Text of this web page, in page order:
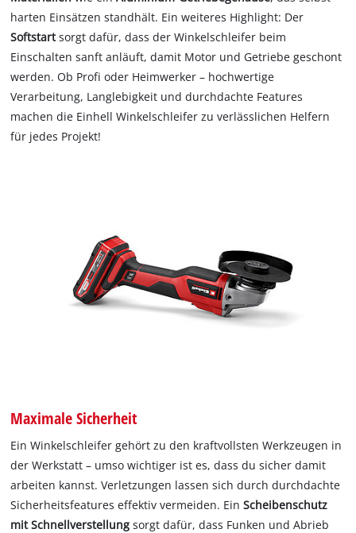
harten Einsätzen standhält. Ein weiteres Highlight: Der
Softstartsorgt dafür, dass der Winkelschleifer beim
Einschalten sanft anläuft, damit Motor und Getriebe geschont
werden. Ob Profi oder Heimwerker – hochwertige
Verarbeitung, Langlebigkeit und durchdachte Features
machen die Einhell Winkelschleifer zu verlässlichen Helfern
für jedes Projekt!
Maximale Sicherheit
Ein Winkelschleifer gehört zu den kraftvollsten Werkzeugen in
der Werkstatt – umso wichtiger ist es, dass du sicher damit
arbeiten kannst. Verletzungen lassen sich durch durchdachte
Sicherheitsfeatures effektiv vermeiden. EinScheibenschutz
mit Schnellverstellung sorgt dafür, dass Funken und Abrieb